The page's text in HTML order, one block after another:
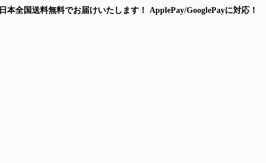
日本全国送料無料でお届けいたします！ ApplePay/GooglePayに対応！